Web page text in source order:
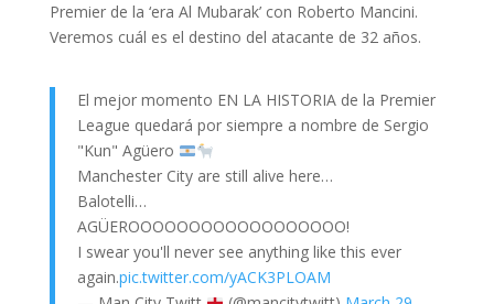
Premier de la ‘era Al Mubarak’ con Roberto Mancini.
Veremos cuál es el destino del atacante de 32 años.
El mejor momento EN LA HISTORIA de la Premier
League quedará por siempre a nombre de Sergio
"Kun" Agüero
Manchester City are still alive here…
Balotelli…
AGÜEROOOOOOOOOOOOOOOOOO!
I swear you'll never see anything like this ever
again.pic.twitter.com/yACK3PLOAM